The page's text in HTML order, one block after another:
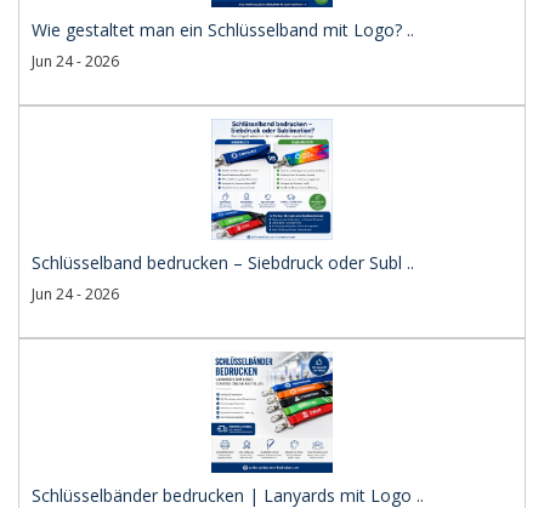
Wie gestaltet man ein Schlüsselband mit Logo? ..
Jun 24 - 2026
Schlüsselband bedrucken – Siebdruck oder Subl ..
Jun 24 - 2026
Schlüsselbänder bedrucken | Lanyards mit Logo ..